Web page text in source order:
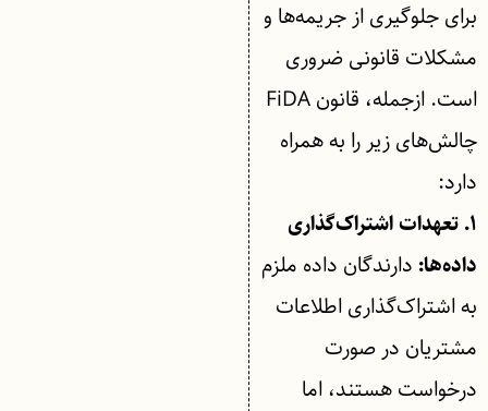
برای جلوگیری از جریمه‌ها و
مشکلات قانونی ضروری
است. ازجمله، قانون FiDA
چالش‌های زیر را به همراه
دارد:
۱. تعهدات اشتراک‌گذاری
داده‌ها: دارندگان داده ملزم
به اشتراک‌گذاری اطلاعات
مشتریان در صورت
درخواست هستند، اما